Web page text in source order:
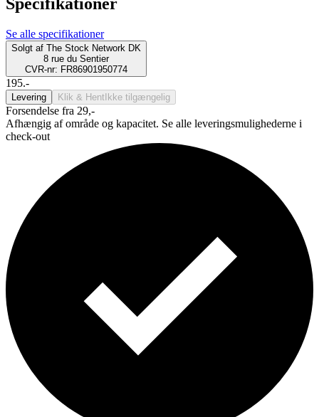
Se alle specifikationer
Solgt af The Stock Network DK
8 rue du Sentier
CVR-nr: FR86901950774
195.-
Levering Klik & Hent Ikke tilgængelig
Forsendelse fra 29,-
Afhængig af område og kapacitet. Se alle leveringsmulighederne i
check-out